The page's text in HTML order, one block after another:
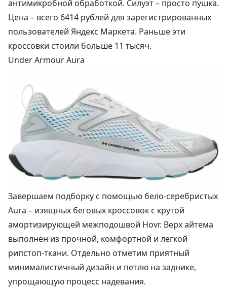
антимикробной обработкой. Силуэт – просто пушка.
Цена – всего 6414 рублей для зарегистрированных
пользователей Яндекс Маркета. Раньше эти
кроссовки стоили больше 11 тысяч.
Under Armour Aura
Завершаем подборку с помощью бело-серебристых
Aura – изящных беговых кроссовок с крутой
амортизирующей межподошвой Hovr. Верх айтема
выполнен из прочной, комфортной и легкой
рипстоп-ткани. Отдельно отметим приятный
минималистичный дизайн и петлю на заднике,
упрощающую процесс надевания.